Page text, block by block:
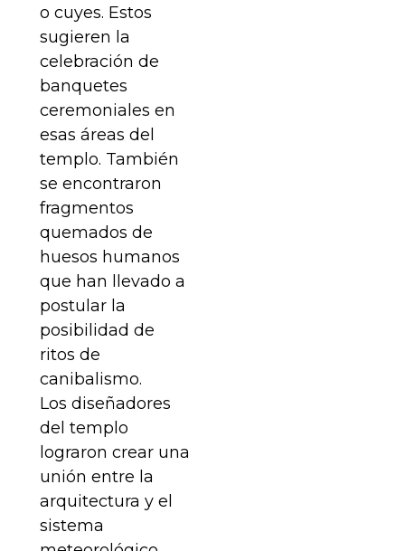
o cuyes. Estos
sugieren la
celebración de
banquetes
ceremoniales en
esas áreas del
templo. También
se encontraron
fragmentos
quemados de
huesos humanos
que han llevado a
postular la
posibilidad de
ritos de
canibalismo.
Los diseñadores
del templo
lograron crear una
unión entre la
arquitectura y el
sistema